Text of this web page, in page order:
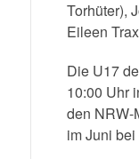
Torhüter),
Eileen
Die U17
10:00 Uhr
den NRW-
im Juni